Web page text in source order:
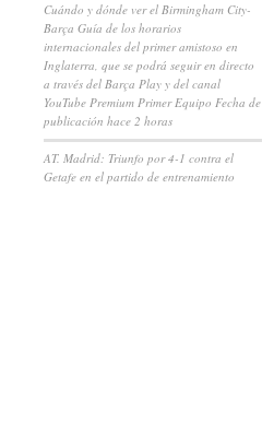
Cuándo y dónde ver el Birmingham City-
Barça Guía de los horarios
internacionales del primer amistoso en
Inglaterra, que se podrá seguir en directo
a través del Barça Play y del canal
YouTube Premium Primer Equipo Fecha de
publicación hace 2 horas
AT. Madrid: Triunfo por 4-1 contra el
Getafe en el partido de entrenamiento